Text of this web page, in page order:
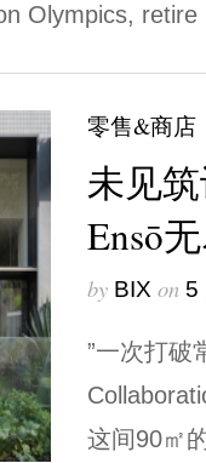
Olympics,
零售&商店
未见
Ensō
by BIX on 5
”一次打破
这间90㎡